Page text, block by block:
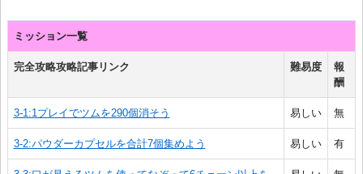
ミッション一覧
完全攻略攻略記事リンク 難易度
報
酬
3-1:1プレイでツムを290個消そう 易しい 無
3-2:パウダーカプセルを合計7個集めよう 易しい 有